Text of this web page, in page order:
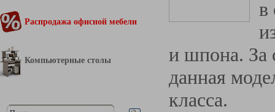
Распродажа офисной мебели
Компьютерные столы
в
и шпона. За
данная
класса.